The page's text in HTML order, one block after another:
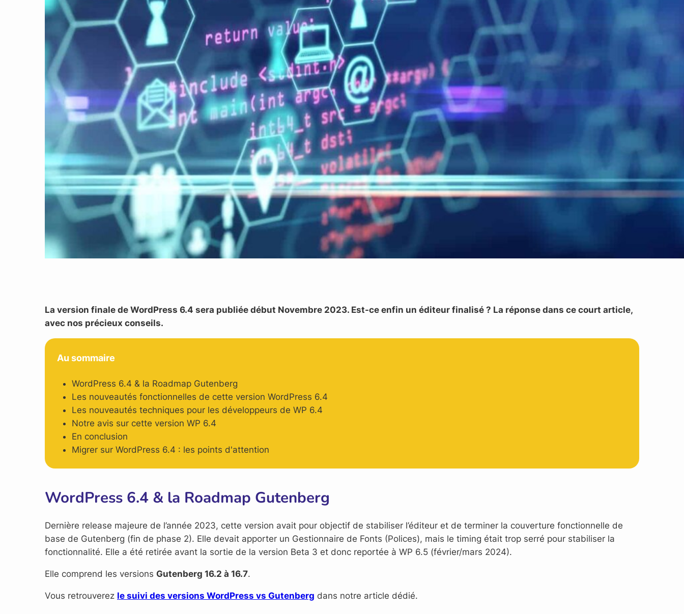
La version finale de WordPress 6.4 sera publiée début Novembre 2023. Est-ce enfin un éditeur finalisé ? La réponse dans ce court article,
avec nos précieux conseils.
Au sommaire
WordPress 6.4 & la Roadmap Gutenberg
Les nouveautés fonctionnelles de cette version WordPress 6.4
Les nouveautés techniques pour les développeurs de WP 6.4
Notre avis sur cette version WP 6.4
En conclusion
Migrer sur WordPress 6.4 : les points d'attention
WordPress 6.4 & la Roadmap Gutenberg
Dernière release majeure de l’année 2023, cette version avait pour objectif de stabiliser l’éditeur et de terminer la couverture fonctionnelle de
base de Gutenberg (fin de phase 2). Elle devait apporter un Gestionnaire de Fonts (Polices), mais le timing était trop serré pour stabiliser la
fonctionnalité. Elle a été retirée avant la sortie de la version Beta 3 et donc reportée à WP 6.5 (février/mars 2024).
Elle comprend les versions Gutenberg 16.2 à 16.7.
Vous retrouverez le suivi des versions WordPress vs Gutenberg dans notre article dédié.